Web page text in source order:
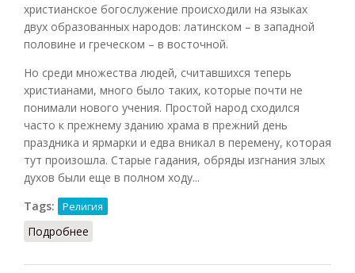
христианское богослужение происходили на языках
двух образованных народов: латинском – в западной
половине и греческом – в восточной.
Но среди множества людей, считавшихся теперь
христианами, много было таких, которые почти не
понимали нового учения. Простой народ сходился
часто к прежнему зданию храма в прежний день
праздника и ярмарки и едва вникал в перемену, которая
тут произошла. Старые гадания, обряды изгнания злых
духов были еще в полном ходу...
Tags:
Религия
Подробнее